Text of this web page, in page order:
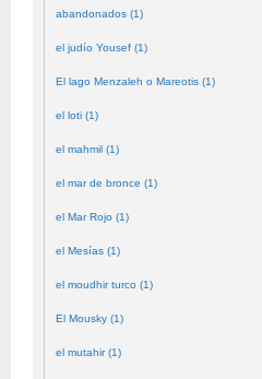
abandonados (1)
el judío Yousef (1)
El lago Menzaleh o Mareotis (1)
el loti (1)
el mahmil (1)
el mar de bronce (1)
el Mar Rojo (1)
el Mesías (1)
el moudhir turco (1)
El Mousky (1)
el mutahir (1)